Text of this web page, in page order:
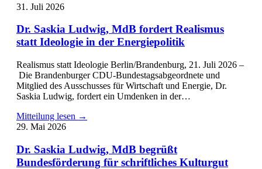
31. Juli 2026
Dr. Saskia Ludwig, MdB fordert Realismus
statt Ideologie in der Energiepolitik
Realismus statt Ideologie Berlin/Brandenburg, 21. Juli 2026 –
Die Brandenburger CDU-Bundestagsabgeordnete und
Mitglied des Ausschusses für Wirtschaft und Energie, Dr.
Saskia Ludwig, fordert ein Umdenken in der…
Mitteilung lesen →
29. Mai 2026
Dr. Saskia Ludwig, MdB begrüßt
Bundesförderung für schriftliches Kulturgut